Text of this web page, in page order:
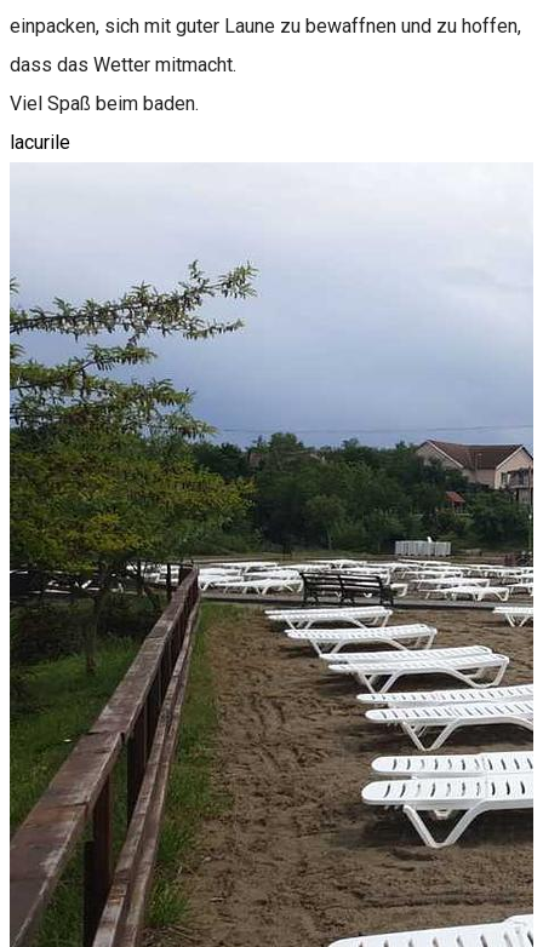
einpacken, sich mit guter Laune zu bewaffnen und zu hoffen,
dass das Wetter mitmacht.
Viel Spaß beim baden.
lacurile